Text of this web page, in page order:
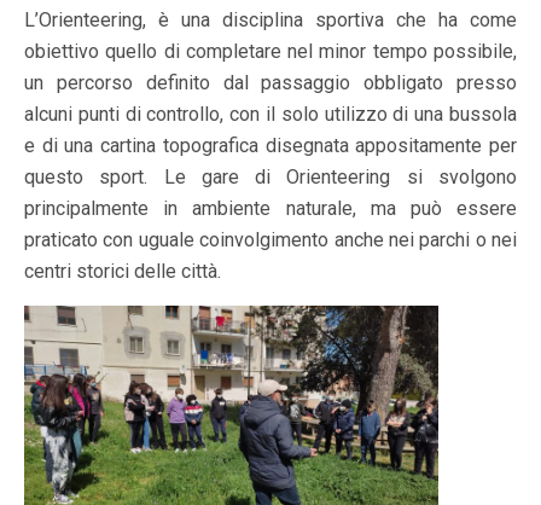
L’Orienteering, è una disciplina sportiva che ha come
obiettivo quello di completare nel minor tempo possibile,
un percorso definito dal passaggio obbligato presso
alcuni punti di controllo, con il solo utilizzo di una bussola
e di una cartina topografica disegnata appositamente per
questo sport. Le gare di Orienteering si svolgono
principalmente in ambiente naturale, ma può essere
praticato con uguale coinvolgimento anche nei parchi o nei
centri storici delle città.